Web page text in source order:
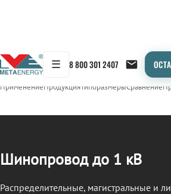
☰ 8 800 301 2407
← Продукция/ШИНОПРОВОД
ПрименениеПродукцияТипоразмерыСравнение
Шинопровод до 1 кВ
Распределительные, магистральные и